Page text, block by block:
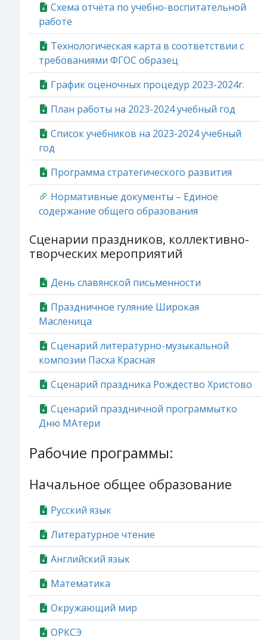
Схема отчёта по учебно-воспитательной
работе
Технологическая карта в соответствии с
требованиями ФГОС образец
График оценочных процедур 2023-2024г.
План работы на 2023-2024 учебный год
Список учебников на 2023-2024 учебный
год
Программа стратегического развития
Нормативные документы – Единое
содержание общего образования
Сценарии праздников, коллективно-
творческих мероприятий
День славянской письменности
Праздничное гуляние Широкая
Масленица
Сценарий литературно-музыкальной
композии Пасха Красная
Сценарий праздника Рождество Христово
Сценарий праздничной программытко
Дню МАтери
Рабочие программы:
Начальное общее образование
Русский язык
Литературное чтение
Английский язык
Математика
Окружающий мир
ОРКСЭ